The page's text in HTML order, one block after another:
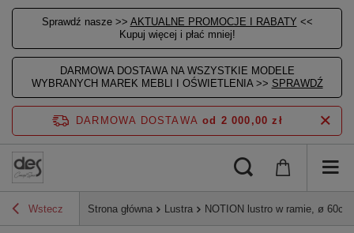
Sprawdź nasze >> AKTUALNE PROMOCJE I RABATY <<
Kupuj więcej i płać mniej!
DARMOWA DOSTAWA NA WSZYSTKIE MODELE
WYBRANYCH MAREK MEBLI I OŚWIETLENIA >> SPRAWDŹ
DARMOWA DOSTAWA od 2 000,00 zł
Wstecz Strona główna Lustra NOTION lustro w ramie, ø